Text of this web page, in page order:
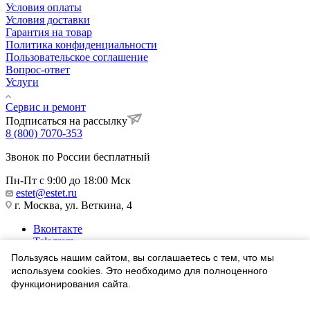
Условия оплаты
Условия доставки
Гарантия на товар
Политика конфиденциальности
Пользовательское соглашение
Вопрос-ответ
Услуги
Сервис и ремонт
Подписаться на рассылку
8 (800) 7070-353
Звонок по России бесплатный
Пн-Пт с 9:00 до 18:00 Мск
estet@estet.ru
г. Москва, ул. Веткина, 4
Вконтакте
Telegram
Одноклассники
WhatsApp
1991-2026 © Ювелирный Дом ЭСТЕТ
Пользуясь нашим сайтом, вы соглашаетесь с тем, что мы
используем cookies. Это необходимо для полноценного
функционирования сайта.